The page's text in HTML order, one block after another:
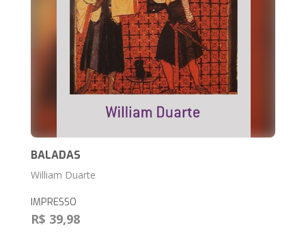
BALADAS
William Duarte
IMPRESSO
R$ 39,98